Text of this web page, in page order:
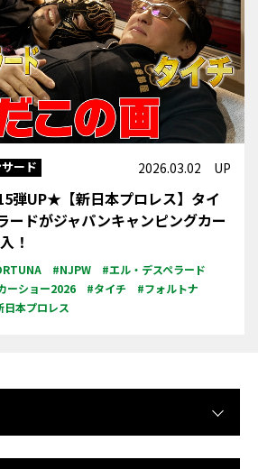
ード 2026.03.02 UP
弾UP★【新日本プロレス】タイ
ードがジャパンキャンピングカー
！
#NJPW
#エル・デスペラード
ーショー2026
#タイチ
#フォルトナ
日本プロレス